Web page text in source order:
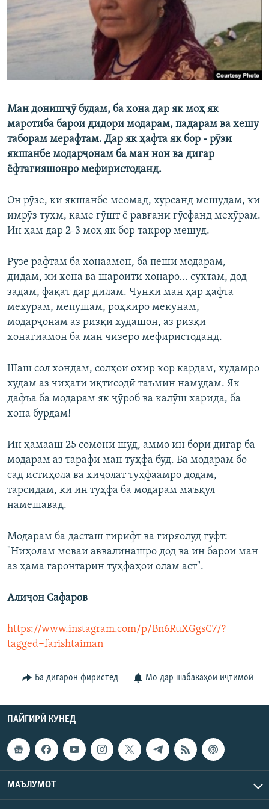
ГУЗОРИШҲОИ РАДИОӢ
Русский
ПАЙГИРӢ КУНЕД
Ҳамаи сомонаҳои RFE/RL
Ман донишҷӯ будам, ба хона дар як моҳ як
маротиба барои дидори модарам, падарам ва хешу
таборам мерафтам. Дар як ҳафта як бор - рӯзи
якшанбе модарҷонам ба ман нон ва дигар
ёфтагияшонро мефиристоданд.
Он рӯзе, ки якшанбе меомад, хурсанд мешудам, ки
имрӯз тухм, каме гӯшт ё равғани гӯсфанд мехӯрам.
Ин ҳам дар 2-3 моҳ як бор такрор мешуд.
Рӯзе рафтам ба хонаамон, ба пеши модарам,
дидам, ки хона ва шароити хонаро... сӯхтам, дод
задам, фақат дар дилам. Чунки ман ҳар ҳафта
мехӯрам, мепӯшам, роҳкиро мекунам,
модарҷонам аз ризқи худашон, аз ризқи
хонагиамон ба ман чизеро мефиристоданд.
Шаш сол хондам, солҳои охир кор кардам, худамро
худам аз чиҳати иқтисодӣ таъмин намудам. Як
дафъа ба модарам як ҷӯроб ва калӯш харида, ба
хона бурдам!
Ин ҳамааш 25 сомонӣ шуд, аммо ин бори дигар ба
модарам аз тарафи ман туҳфа буд. Ба модарам бо
сад истиҳола ва хиҷолат туҳфаамро додам,
тарсидам, ки ин туҳфа ба модарам маъқул
намешавад.
Модарам ба дасташ гирифт ва гиряолуд гуфт:
"Ниҳолам меваи аввалинашро дод ва ин барои ман
аз ҳама гаронтарин туҳфаҳои олам аст".
Алиҷон Сафаров​
https://www.instagram.com/p/Bn6RuXGgsC7/?
tagged=farishtaiman
Ба дигарон фиристед Мо дар шабакаҳои иҷтимоӣ
ПАЙГИРӢ КУНЕД
МАЪЛУМОТ